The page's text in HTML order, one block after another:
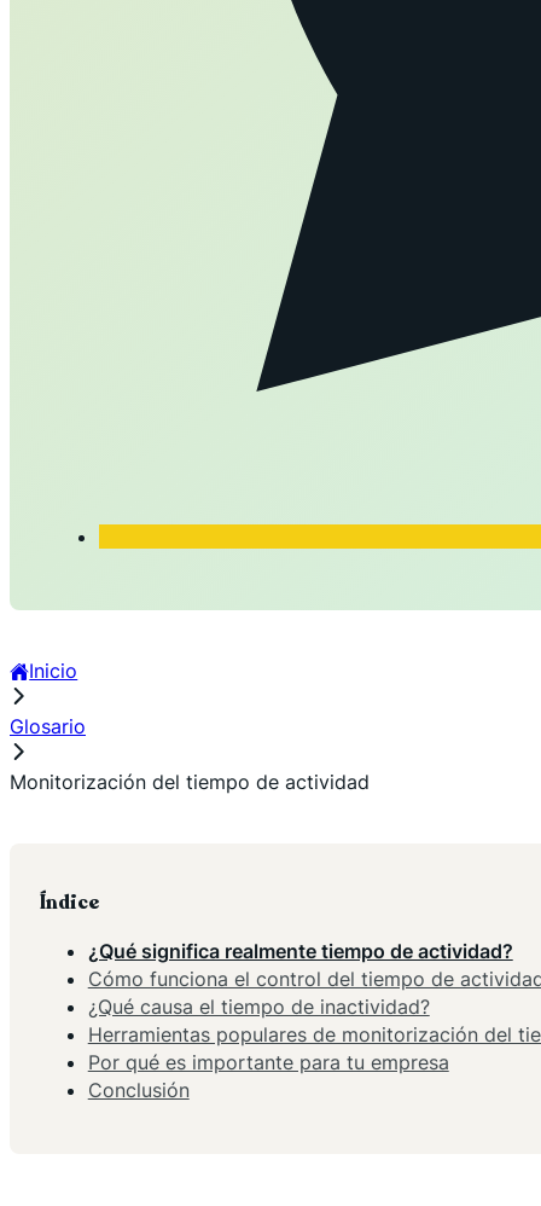
Inicio
Glosario
Monitorización del tiempo de actividad
Índice
¿Qué significa realmente tiempo de actividad?
Cómo funciona el control del tiempo de
¿Qué causa el tiempo de inactividad?
Herramientas populares de monitorización del
Por qué es importante para tu empresa
Conclusión